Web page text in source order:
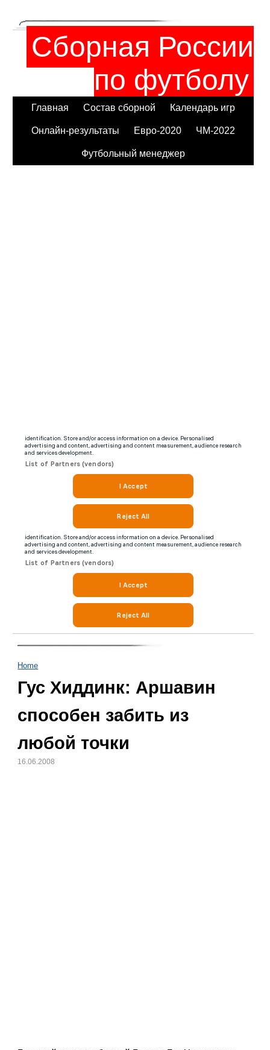
Сборная России
по футболу
Главная Состав сборной Календарь игр
Онлайн-результаты Евро-2020 ЧМ-2022
Футбольный менеджер
Home
Гус Хиддинк: Аршавин
способен забить из
любой точки
16.06.2008